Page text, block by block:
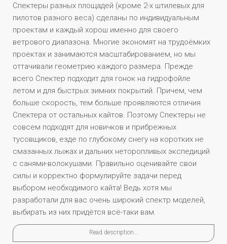
Спектеры разных площадей (кроме 2-х штилевых для
пилотов разного веса) сделаны по индивидуальным
проектам и каждый хорош именно для своего
ветрового диапазона. Многие экономят на трудоёмких
проектах и занимаются масштабированием, но мы
оттачивали геометрию каждого размера. Прежде
всего Спектер подходит для гонок на гидрофойле
летом и для быстрых зимних покрытий. Причем, чем
больше скорость, тем больше проявляются отличия
Спектера от остальных кайтов. Поэтому Спектеры не
совсем подходят для новичков и прибрежных
тусовщиков, езде по глубокому снегу на коротких не
смазанных лыжах и дальних неторопливых экспедиций
с санями-волокушами. Правильно оценивайте свои
силы и корректно формулируйте задачи перед
выбором необходимого кайта! Ведь хотя мы
разработали для вас очень широкий спектр моделей,
выбирать из них придётся всё-таки вам.
Read description…